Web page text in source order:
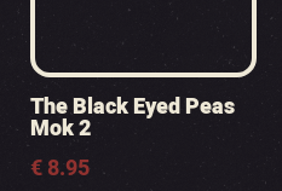
The Black Eyed Peas
Mok 2
€8.95